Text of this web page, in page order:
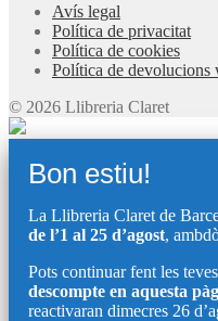
Avís legal
Política de privacitat
Política de cookies
Política de devolucions
© 2026 Llibreria Claret
Bon estiu!
La Llibreria Claret de
de l’1 al 25 d’agost,
Pots continuar fent les
descompte en aquesta
reactivaran dimecres 26